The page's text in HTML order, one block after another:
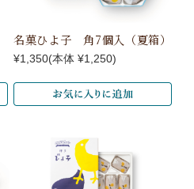
名菓ひよ子 角7個入（夏箱）
¥1,350(本体 ¥1,250)